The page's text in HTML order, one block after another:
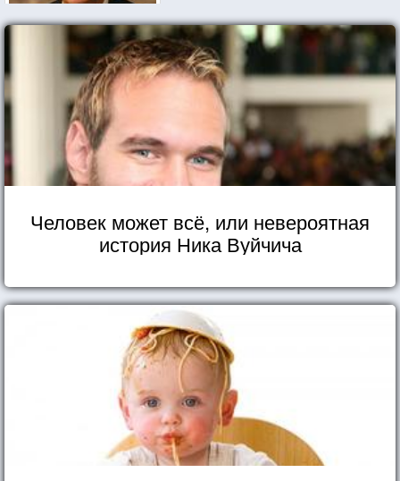
Человек может всё, или невероятная
история Ника Вуйчича